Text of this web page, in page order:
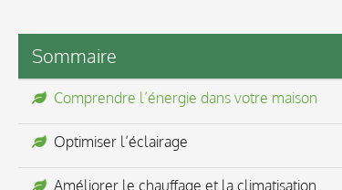
Sommaire
Comprendre l’énergie dans votre maison
Optimiser l’éclairage
Améliorer le chauffage et la climatisation